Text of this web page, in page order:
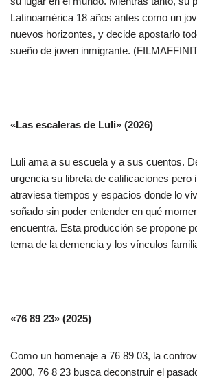
Latinoamérica 18 años antes como un
nuevos horizontes, y decide apostarlo
sueño de joven inmigrante.
«Las escaleras de Luli» (2026)
Luli ama a su escuela y a sus cuentos.
urgencia su libreta de calificaciones pero
atraviesa tiempos y espacios donde lo
soñado sin poder entender en qué
encuentra. Esta producción se propone
tema de la demencia y los vínculos
«76 89 23» (2025)
Como un homenaje a 76 89 03, la
2000, 76 8 23 busca deconstruir el